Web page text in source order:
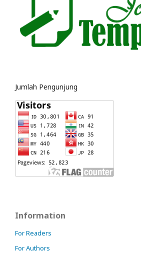
Jumlah Pengunjung
Information
For Readers
For Authors